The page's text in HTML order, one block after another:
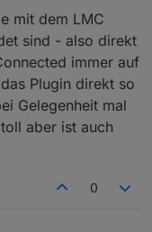
mit dem LMC
sind - also direkt
immer auf
Plugin direkt so
Gelegenheit mal
aber ist auch
0